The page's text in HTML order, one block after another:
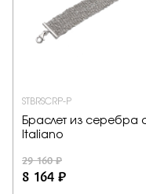
STBRSCRP-P
Браслет из серебра
Italiano
29 160 ₽
8 164 ₽